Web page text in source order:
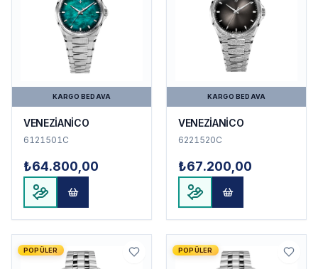
KARGO BEDAVA
VENEZİANİCO
6121501C
₺64.800,00
KARGO BEDAVA
VENEZİANİCO
6221520C
₺67.200,00
POPÜLER POPÜLER